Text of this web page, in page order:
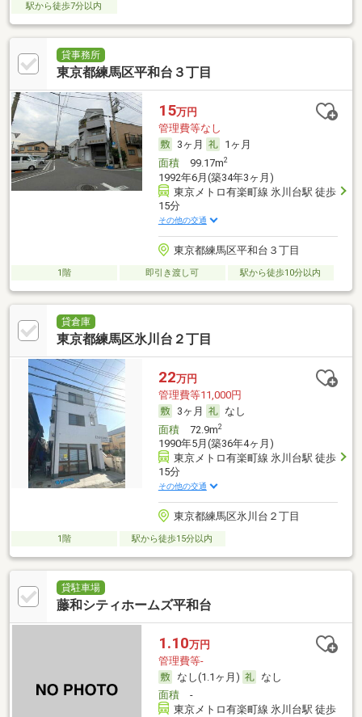
駅から徒歩7分以内
貸事務所
東京都練馬区平和台３丁目
15万円
管理費等なし
3ヶ月
1ヶ月
面積99.17m2
1992年6月(築34年3ヶ月)
東京メトロ有楽町線 氷川台駅 徒歩
15分
その他の交通
東京都練馬区平和台３丁目
1階 即引き渡し可 駅から徒歩10分以内
貸倉庫
東京都練馬区氷川台２丁目
22万円
管理費等11,000円
3ヶ月
なし
面積72.9m2
1990年5月(築36年4ヶ月)
東京メトロ有楽町線 氷川台駅 徒歩
15分
その他の交通
東京都練馬区氷川台２丁目
1階 駅から徒歩15分以内
貸駐車場
藤和シティホームズ平和台
1.10万円
管理費等-
なし(1.1ヶ月)
なし
面積-
東京メトロ有楽町線 氷川台駅 徒歩